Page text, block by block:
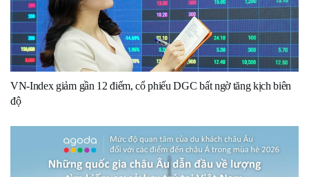
VN-Index giảm gần 12 điểm, cổ phiếu DGC bất ngờ tăng kịch biên
độ